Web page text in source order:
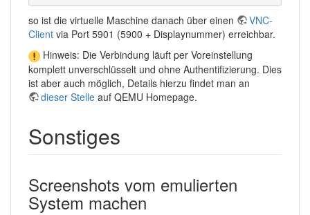
so ist die virtuelle Maschine danach über einen
VNC-
Client via Port 5901 (5900 + Displaynummer) erreichbar.
Hinweis: Die Verbindung läuft per Voreinstellung
komplett unverschlüsselt und ohne Authentifizierung. Dies
ist aber auch möglich, Details hierzu findet man an
dieser Stelle auf QEMU Homepage.
Sonstiges
Screenshots vom emulierten
System machen